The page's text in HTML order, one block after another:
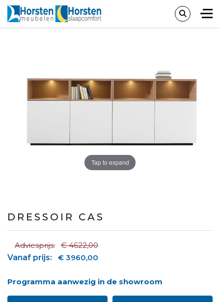
Tap to expand
DRESSOIR CAS
Adviesprijs:
€ 4622,00
Vanaf prijs:
€ 3960,00
Programma aanwezig in de showroom